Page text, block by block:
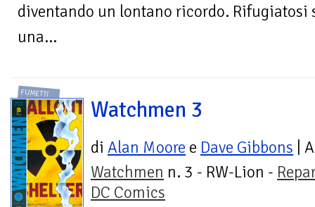
diventando un lontano ricordo. Rifugiatosi
una...
FUMETTI
Watchmen 3
di Alan Moore e Dave Gibbons |
Watchmen n. 3 - RW-Lion -
DC Comics